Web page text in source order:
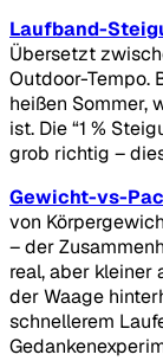
Laufband-
Übersetzt
Outdoor-Tempo.
heißen Sommer,
ist. Die “1 %
grob richtig –
Gewicht-vs-
von
– der
real, aber kleiner
der Waage
schnellerem